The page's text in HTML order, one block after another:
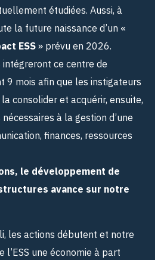
étudiées. Aussi, à
la future naissance d’un «
ESS » prévu en 2026.
intégreront ce centre de
9 mois afin que les instigateurs
consolider et acquérir, ensuite,
à la gestion d’une
finances, ressources
le développement de
avance sur notre
les actions débutent et notre
l’ESS une économie à part